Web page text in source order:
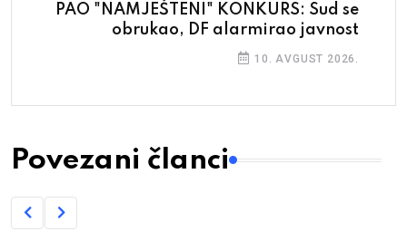
PAO "NAMJEŠTENI" KONKURS: Sud se
obrukao, DF alarmirao javnost
10. AVGUST 2026.
Povezani članci